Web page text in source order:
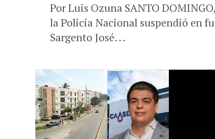
Por Luis Ozuna SANTO
la Policía Nacional suspendió en
Sargento José...